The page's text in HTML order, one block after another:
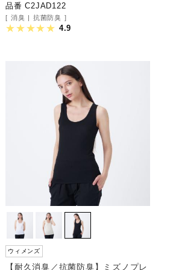
品番 C2JAD122
消臭 抗菌防臭
4.9
ウィメンズ
【耐久消臭／抗菌防臭】ミズノプレ